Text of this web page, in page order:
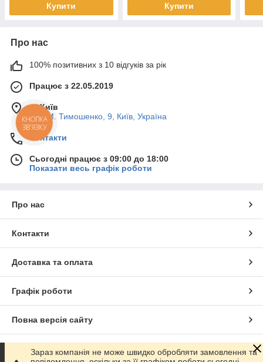
Купити Купити
Про нас
100% позитивних з 10 відгуків за рік
Працює з 22.05.2019
м. Київ
вул. М. Тимошенко, 9, Київ, Україна
Контакти
Сьогодні працює з 09:00 до 18:00
Показати весь графік роботи
Про нас
Контакти
Доставка та оплата
Графік роботи
Повна версія сайту
Сайт створено на маркетплейсі Prom.ua
Зараз компанія не може швидко обробляти замовлення та
КНОПКА
ЗВ'ЯЗКУ